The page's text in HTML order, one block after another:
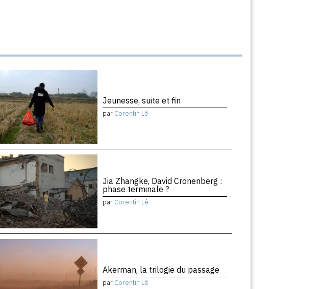
Jeunesse, suite et fin
par Corentin Lê
Jia Zhangke, David Cronenberg :
phase terminale ?
par Corentin Lê
Akerman, la trilogie du passage
par Corentin Lê